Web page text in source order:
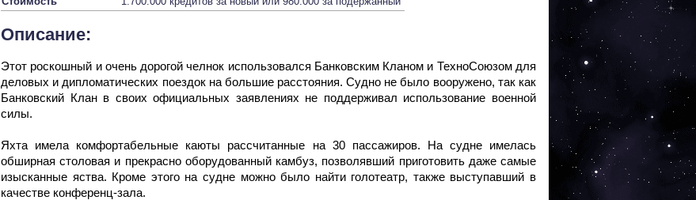
Описание:
Этот роскошный и очень дорогой челнок использовался Банковским Кланом и ТехноСоюзом для
деловых и дипломатических поездок на большие расстояния. Судно не было вооружено, так как
Банковский Клан в своих официальных заявлениях не поддерживал использование военной
силы.
Яхта имела комфортабельные каюты рассчитанные на 30 пассажиров. На судне имелась
обширная столовая и прекрасно оборудованный камбуз, позволявший приготовить даже самые
изысканные яства. Кроме этого на судне можно было найти голотеатр, также выступавший в
качестве конференц-зала.